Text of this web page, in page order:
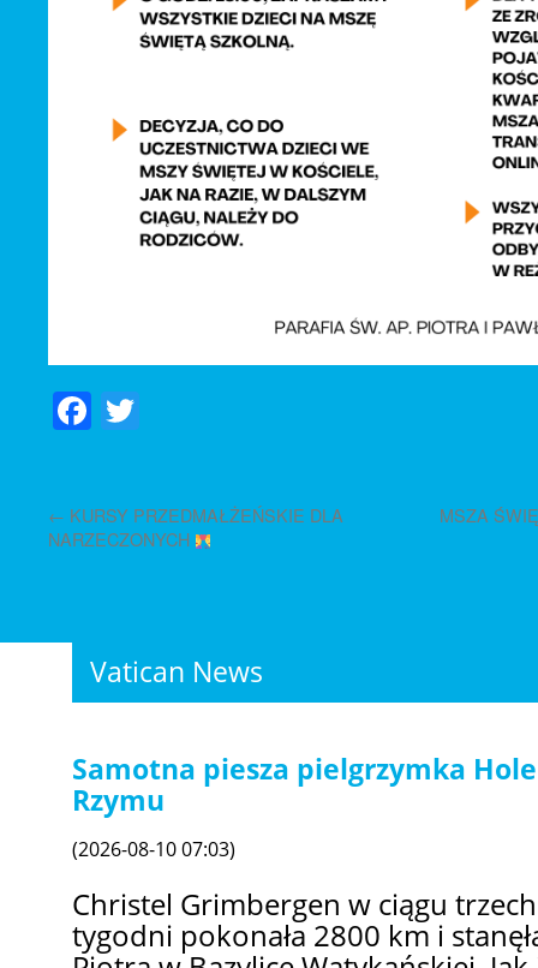
Facebook
← KURSY PRZEDMAŁŻEŃSKIE DLA
NARZECZONYCH
MSZA
Vatican News
Samotna piesza pielgrzymka
Rzymu
(2026-08-10 07:03)
Christel Grimbergen w ciągu
tygodni pokonała 2800 km i